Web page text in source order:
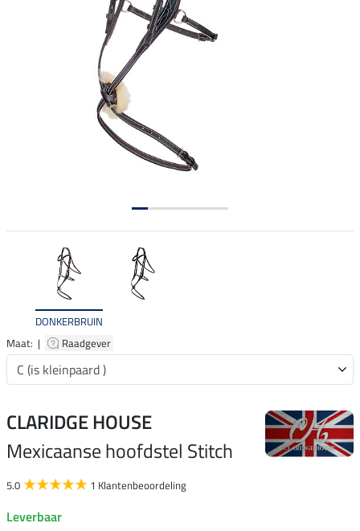
DONKERBRUIN
Maat: |
Raadgever
CLARIDGE HOUSE
Mexicaanse hoofdstel Stitch
5.0 1 Klantenbeoordeling
Leverbaar